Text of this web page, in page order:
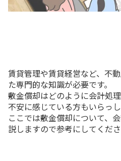
賃貸管理や賃貸経営など、不
た専門的な知識が必要です。
敷金償却はどのように会計処
不安に感じている方もいらっし
ここでは敷金償却について、
説しますので参考にしてくださ